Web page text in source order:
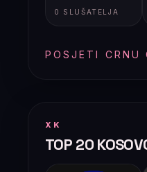
0 SLUŠATELJA
POSJETI CRNU
XK
TOP 20